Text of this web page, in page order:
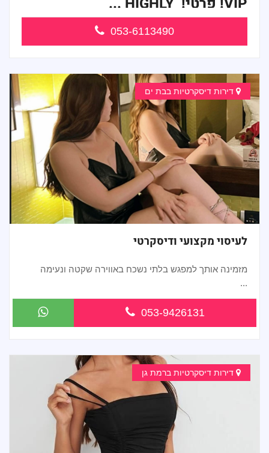
053-6113490
דירות דיסקרטיות בבת ים
לעיסוי מקצועי ודיסקרטי
מזמינה אותך למפגש בלתי נשכח באווירה שקטה ונעימה
...
053-9426131
דירות דיסקרטיות ברמת גן